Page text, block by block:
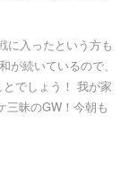
に入ったという方も
が続いているので、
でしょう！ 我が家
三昧のGW！今朝も